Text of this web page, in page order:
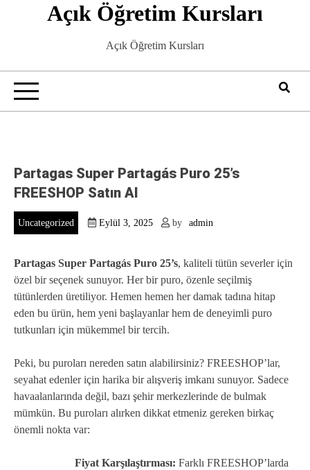
Açık Öğretim Kursları
Açık Öğretim Kursları
Partagas Super Partagás Puro 25’s
FREESHOP Satın Al
Uncategorized Eylül 3, 2025 by admin
Partagas Super Partagás Puro 25’s, kaliteli tütün severler için
özel bir seçenek sunuyor. Her bir puro, özenle seçilmiş
tütünlerden üretiliyor. Hemen hemen her damak tadına hitap
eden bu ürün, hem yeni başlayanlar hem de deneyimli puro
tutkunları için mükemmel bir tercih.
Peki, bu puroları nereden satın alabilirsiniz? FREESHOP’lar,
seyahat edenler için harika bir alışveriş imkanı sunuyor. Sadece
havaalanlarında değil, bazı şehir merkezlerinde de bulmak
mümkün. Bu puroları alırken dikkat etmeniz gereken birkaç
önemli nokta var:
Fiyat Karşılaştırması: Farklı FREESHOP’larda